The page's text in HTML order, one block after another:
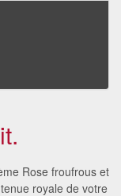
Rose froufrous et
royale de votre